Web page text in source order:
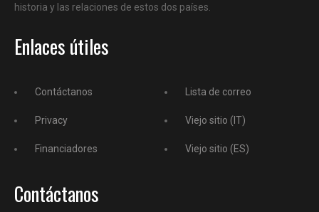
historia y las relaciones de estos dos países.
Enlaces útiles
Contáctanos
Privacy
Financiadores
Lista de correo
Viejo sitio (IT)
Viejo sitio (ES)
Contáctanos